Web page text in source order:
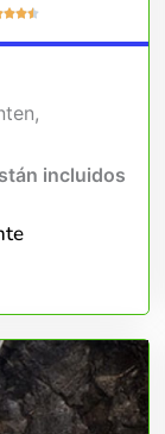
incluidos